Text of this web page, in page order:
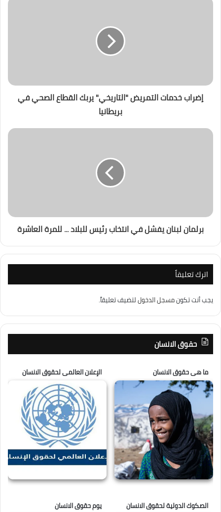
إضراب خدمات التمريض "التاريخي" يربك القطاع الصحي في
بريطانيا
برلمان لبنان يفشل في انتخاب رئيس للبلاد ... للمرة العاشرة
اترك تعليقاً
يجب أنت تكونمسجل الدخوللتضيف تعليقاً.
حقوق الانسان
ما هى حقوق الانسان الإعلان العالمى لحقوق الانسان
الصكوك الدولية لحقوق الانسان يوم حقوق الانسان